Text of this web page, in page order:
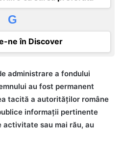
G
ne în Discover
administrare a fondului
au fost permanent
tacită a autorităților române
informații pertinente
activitate sau mai rău, au